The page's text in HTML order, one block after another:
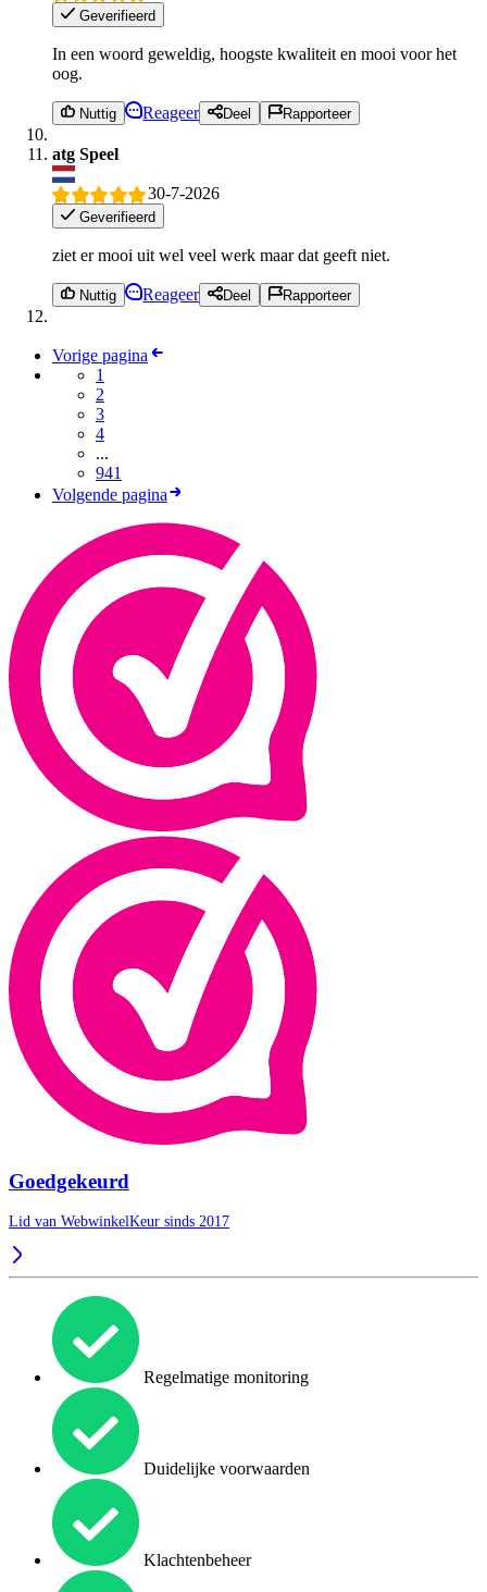
Geverifieerd
In een woord geweldig, hoogste kwaliteit en mooi voor het
oog.
Nuttig Reageer Deel Rapporteer
atg Speel
30-7-2026
Geverifieerd
ziet er mooi uit wel veel werk maar dat geeft niet.
Nuttig Reageer Deel Rapporteer
Vorige pagina
1
2
3
4
...
941
Volgende pagina
Goedgekeurd
Lid van WebwinkelKeur sinds 2017
Regelmatige monitoring
Duidelijke voorwaarden
Klachtenbeheer